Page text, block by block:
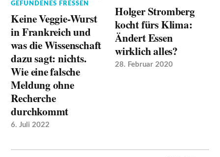
GEFUNDENES FRESSEN
Keine Veggie-Wurst
in Frankreich und
was die Wissenschaft
dazu sagt: nichts.
Wie eine falsche
Meldung ohne
Recherche
durchkommt
6. Juli 2022
Holger Stromberg
kocht fürs Klima:
Ändert Essen
wirklich alles?
28. Februar 2020